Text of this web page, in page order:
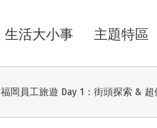
生活大小事 主題特區
福岡員工旅遊 Day 1：街頭探索 & 超